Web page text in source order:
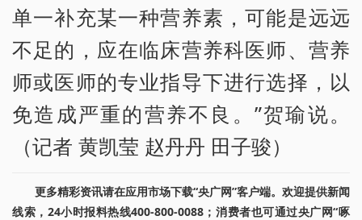
单一补充某一种营养素，可能是远远
不足的，应在临床营养科医师、营养
师或医师的专业指导下进行选择，以
免造成严重的营养不良。”贺瑜说。
（记者 黄凯莹 赵丹丹 田子骏）
更多精彩资讯请在应用市场下载“央广网”客户端。欢迎提供新闻
线索，24小时报料热线400-800-0088；消费者也可通过央广网“啄